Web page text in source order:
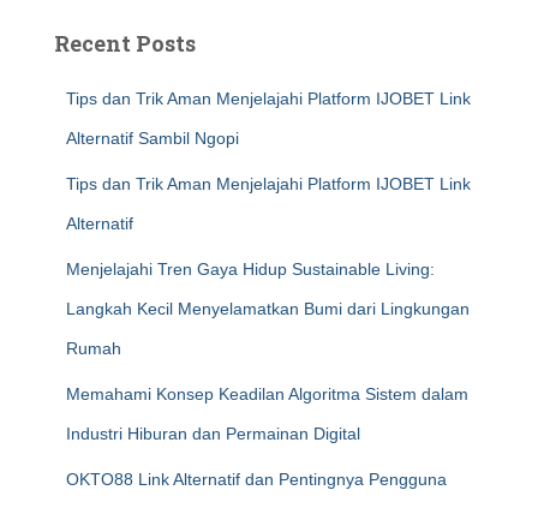
Recent Posts
Tips dan Trik Aman Menjelajahi Platform IJOBET Link
Alternatif Sambil Ngopi
Tips dan Trik Aman Menjelajahi Platform IJOBET Link
Alternatif
Menjelajahi Tren Gaya Hidup Sustainable Living:
Langkah Kecil Menyelamatkan Bumi dari Lingkungan
Rumah
Memahami Konsep Keadilan Algoritma Sistem dalam
Industri Hiburan dan Permainan Digital
OKTO88 Link Alternatif dan Pentingnya Pengguna